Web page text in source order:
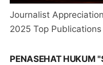
Journalist
2025 Top Publications
PENASEHAT HUKUM